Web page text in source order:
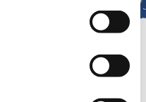
Hier geht’s zum